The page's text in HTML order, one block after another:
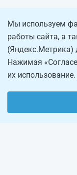
Мы используем
работы сайта, а
(Яндекс.Метрика)
Нажимая
их использование.